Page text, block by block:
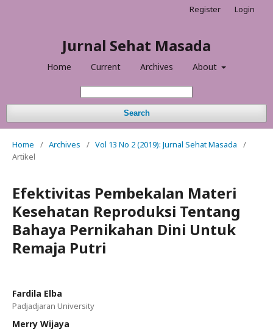
Jurnal Sehat Masada
Home Current Archives About
Search
Register Login
Home / Archives / Vol 13 No 2 (2019): Jurnal Sehat Masada
/
Artikel
Efektivitas Pembekalan Materi
Kesehatan Reproduksi Tentang
Bahaya Pernikahan Dini Untuk
Remaja Putri
Fardila Elba
Padjadjaran University
Merry Wijaya